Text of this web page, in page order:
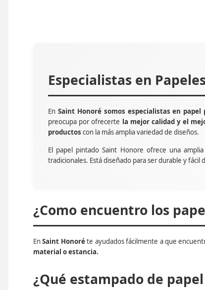
Especialistas en
En Saint Honoré somos especialistas en
preocupa por ofrecerte la mejor calidad y el
productos con la más amplia variedad de diseños.
El papel pintado Saint Honore ofrece una
tradicionales. Está diseñado para ser durable y
¿Como encuentro los
EnSaint Honoréte ayudados fácilmente a que
material o estancia.
¿Qué estampado de